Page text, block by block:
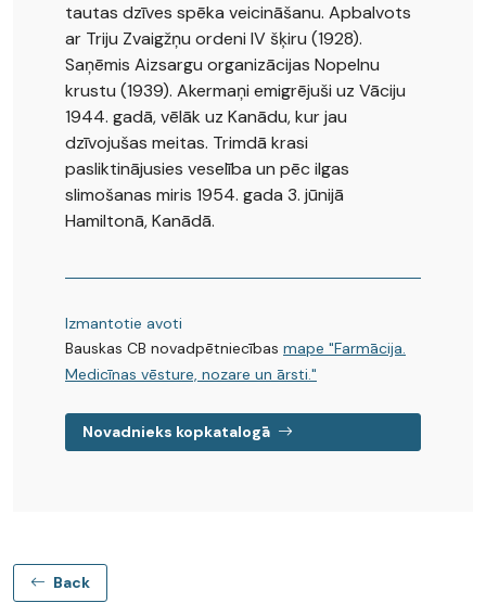
tautas dzīves spēka veicināšanu. Apbalvots
ar Triju Zvaigžņu ordeni IV šķiru (1928).
Saņēmis Aizsargu organizācijas Nopelnu
krustu (1939). Akermaņi emigrējuši uz Vāciju
1944. gadā, vēlāk uz Kanādu, kur jau
dzīvojušas meitas. Trimdā krasi
pasliktinājusies veselība un pēc ilgas
slimošanas miris 1954. gada 3. jūnijā
Hamiltonā, Kanādā.
Izmantotie avoti
Bauskas CB novadpētniecības mape "Farmācija.
Medicīnas vēsture, nozare un ārsti."
Novadnieks kopkatalogā
Back